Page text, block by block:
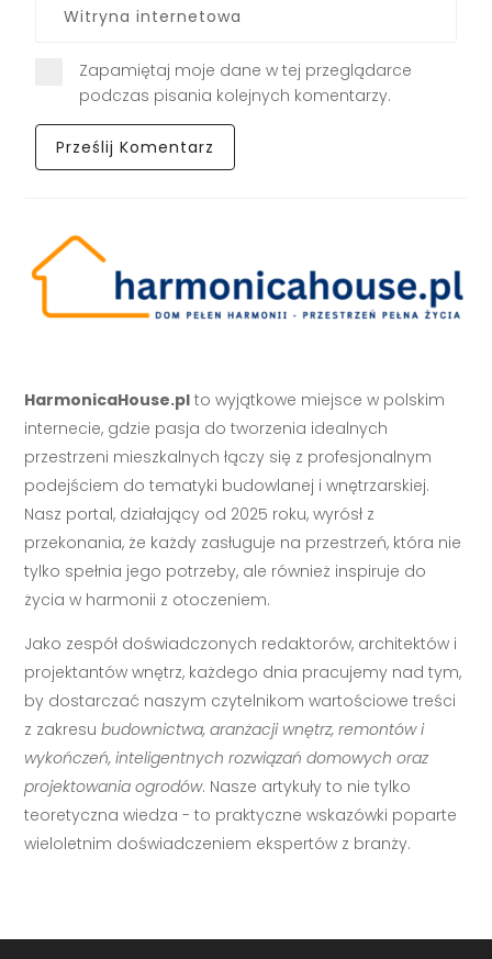
Zapamiętaj moje dane w tej przeglądarce
podczas pisania kolejnych komentarzy.
HarmonicaHouse.pl to wyjątkowe miejsce w polskim
internecie, gdzie pasja do tworzenia idealnych
przestrzeni mieszkalnych łączy się z profesjonalnym
podejściem do tematyki budowlanej i wnętrzarskiej.
Nasz portal, działający od 2025 roku, wyrósł z
przekonania, że każdy zasługuje na przestrzeń, która nie
tylko spełnia jego potrzeby, ale również inspiruje do
życia w harmonii z otoczeniem.
Jako zespół doświadczonych redaktorów, architektów i
projektantów wnętrz, każdego dnia pracujemy nad tym,
by dostarczać naszym czytelnikom wartościowe treści
z zakresubudownictwa, aranżacji wnętrz, remontów i
wykończeń, inteligentnych rozwiązań domowych oraz
projektowania ogrodów. Nasze artykuły to nie tylko
teoretyczna wiedza - to praktyczne wskazówki poparte
wieloletnim doświadczeniem ekspertów z branży.